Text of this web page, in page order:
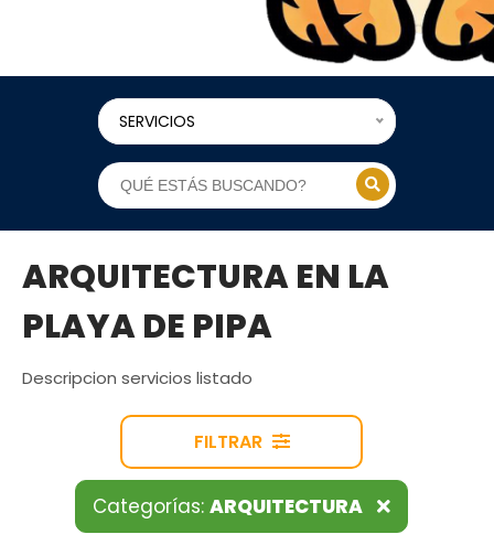
SERVICIOS
ARQUITECTURA EN LA
PLAYA DE PIPA
Descripcion servicios listado
FILTRAR
Categorías: ARQUITECTURA